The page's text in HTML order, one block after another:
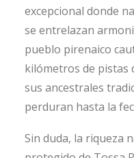
excepcional donde
se entrelazan
pueblo pirenaico
kilómetros de pistas
sus ancestrales
perduran hasta la
Sin duda, la riqueza